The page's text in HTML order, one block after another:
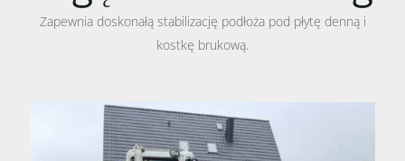
Zapewnia doskonałą stabilizację podłoża pod płytę denną i
kostkę brukową.